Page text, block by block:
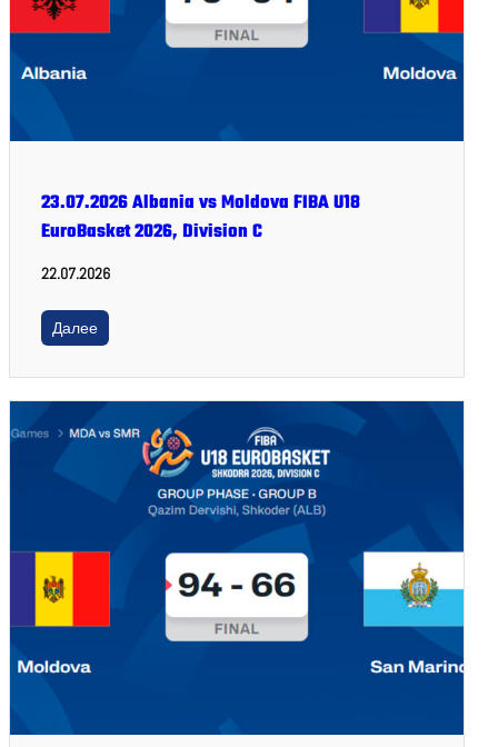
23.07.2026 Albania vs Moldova FIBA U18
EuroBasket 2026, Division C
22.07.2026
Далее